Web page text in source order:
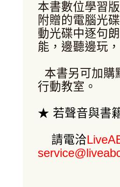
本書數位學習
附贈的電腦光
動光碟中逐句
能，邊聽邊玩
本書另可加購
行動教室。
★ 若聲音與書
請電洽